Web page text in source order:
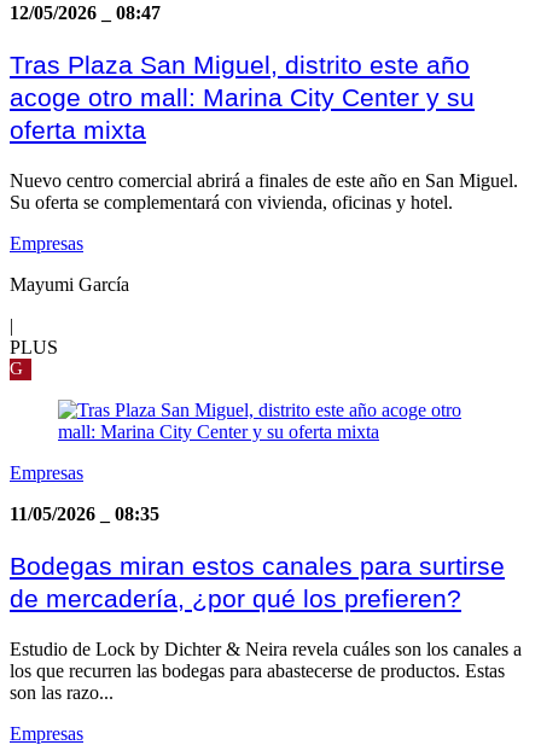
12/05/2026
08:47
Tras Plaza San Miguel, distrito este año
acoge otro mall: Marina City Center y su
oferta mixta
Nuevo centro comercial abrirá a finales de este año en San Miguel.
Su oferta se complementará con vivienda, oficinas y hotel.
Empresas
Mayumi García
|
PLUS
G
Empresas
11/05/2026
08:35
Bodegas miran estos canales para surtirse
de mercadería, ¿por qué los prefieren?
Estudio de Lock by Dichter & Neira revela cuáles son los canales a
los que recurren las bodegas para abastecerse de productos. Estas
son las razo...
Empresas